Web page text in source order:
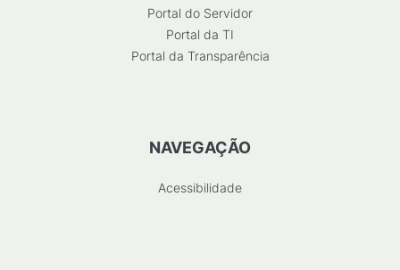
Portal do Servidor
Portal da TI
Portal da Transparência
NAVEGAÇÃO
Acessibilidade